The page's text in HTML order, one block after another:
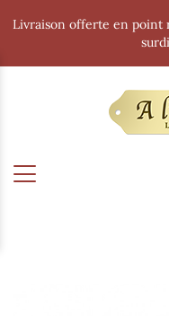
Livraison offerte en point